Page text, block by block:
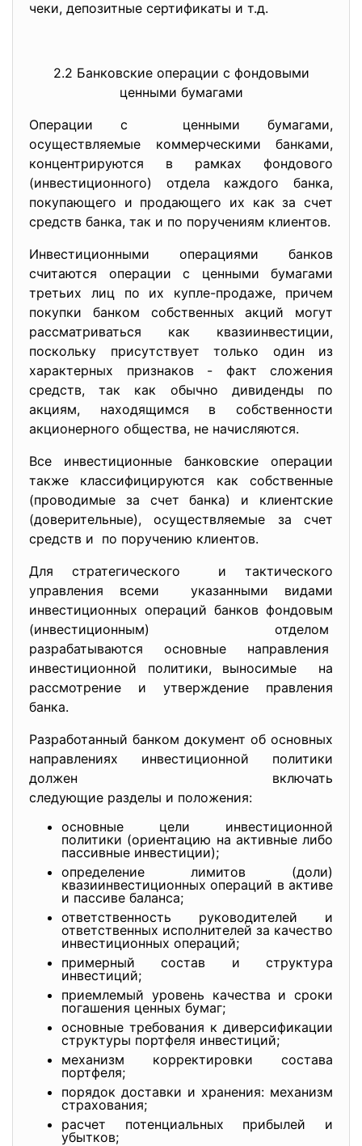
чеки, депозитные сертификаты и т.д.
2.2 Банковские операции с фондовыми
ценными бумагами
Операции с ценными бумагами,
осуществляемые коммерческими банками,
концентрируются в рамках фондового
(инвестиционного) отдела каждого банка,
покупающего и продающего их как за счет
средств банка, так и по поручениям клиентов.
Инвестиционными операциями банков
считаются операции с ценными бумагами
третьих лиц по их купле-продаже, причем
покупки банком собственных акций могут
рассматриваться как квазиинвестиции,
поскольку присутствует только один из
характерных признаков - факт сложения
средств, так как обычно дивиденды по
акциям, находящимся в собственности
акционерного общества, не начисляются.
Все инвестиционные банковские операции
также классифицируются как собственные
(проводимые за счет банка) и клиентские
(доверительные), осуществляемые за счет
средств и по поручению клиентов.
Для стратегического и тактического
управления всеми указанными видами
инвестиционных операций банков фондовым
(инвестиционным) отделом
разрабатываются основные направления
инвестиционной политики, выносимые на
рассмотрение и утверждение правления
банка.
Разработанный банком документ об основных
направлениях инвестиционной политики
должен включать
следующие разделы и положения:
основные цели инвестиционной
политики (ориентацию на активные либо
пассивные инвестиции);
определение лимитов (доли)
квазиинвестиционных операций в активе
и пассиве баланса;
ответственность руководителей и
ответственных исполнителей за качество
инвестиционных операций;
примерный состав и структура
инвестиций;
приемлемый уровень качества и сроки
погашения ценных бумаг;
основные требования к диверсификации
структуры портфеля инвестиций;
механизм корректировки состава
портфеля;
порядок доставки и хранения: механизм
страхования;
расчет потенциальных прибылей и
убытков;